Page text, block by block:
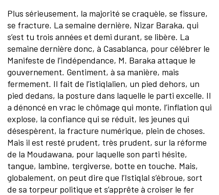
Plus sérieusement, la majorité se craquèle, se fissure,
se fracture. La semaine dernière, Nizar Baraka, qui
s’est tu trois années et demi durant, se libère. La
semaine dernière donc, à Casablanca, pour célébrer le
Manifeste de l’indépendance, M. Baraka attaque le
gouvernement. Gentiment, à sa manière, mais
fermement. Il fait de l’istiqlalien, un pied dehors, un
pied dedans, la posture dans laquelle le parti excelle. Il
a dénoncé en vrac le chômage qui monte, l’inflation qui
explose, la confiance qui se réduit, les jeunes qui
désespèrent, la fracture numérique, plein de choses.
Mais il est resté prudent, très prudent, sur la réforme
de la Moudawana, pour laquelle son parti hésite,
tangue, lambine, tergiverse, botte en touche. Mais,
globalement, on peut dire que l’Istiqlal s’ébroue, sort
de sa torpeur politique et s’apprête à croiser le fer